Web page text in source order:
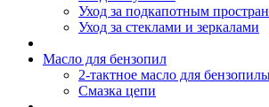
Уход за подкапотным
Уход за стеклами и зеркалами
Масло для бензопил
2-тактное масло для
Cмазка цепи